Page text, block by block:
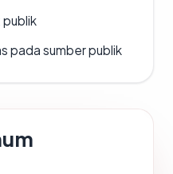
publik
pada sumber publik